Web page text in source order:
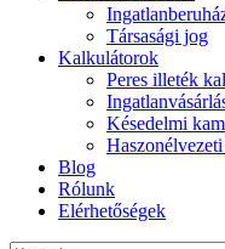
Társasági jog
Kalkulátorok
Peres illeték
Késedelmi
Blog
Rólunk
Elérhetőségek